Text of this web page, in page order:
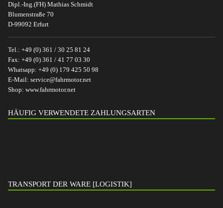
Dipl.-Ing.(FH) Mathias Schmidt
Blumenstraße 70
D-99092 Erfurt
Tel.: +49 (0) 361 / 30 25 81 24
Fax: +49 (0) 361 / 41 77 03 30
Whatsapp: +49 (0) 179 425 50 98
E-Mail: service@fahrmotor.net
Shop: www.fahrmotor.net
HÄUFIG VERWENDETE ZAHLUNGSARTEN
TRANSPORT DER WARE [LOGISTIK]